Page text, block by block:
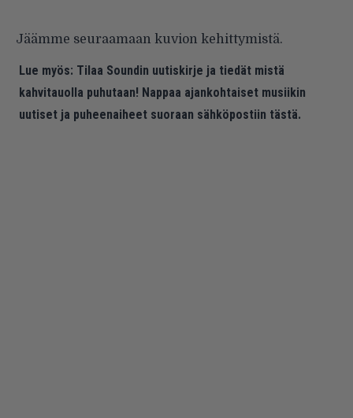
Jäämme seuraamaan kuvion kehittymistä.
Lue myös: Tilaa Soundin uutiskirje ja tiedät mistä
kahvitauolla puhutaan! Nappaa ajankohtaiset musiikin
uutiset ja puheenaiheet suoraan sähköpostiin tästä.